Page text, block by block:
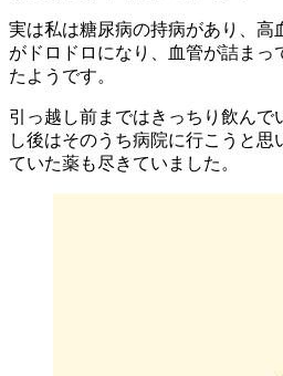
実は私は糖尿病の持病があり、高
がドロドロになり、血管が詰まっ
たようです。
引っ越し前まではきっちり飲んで
し後はそのうち病院に行こうと思
ていた薬も尽きていました。